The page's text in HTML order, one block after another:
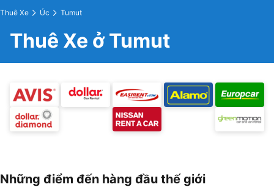
Thuê Xe Úc Tumut
Thuê Xe ở Tumut
Những điểm đến hàng đầu thế giới